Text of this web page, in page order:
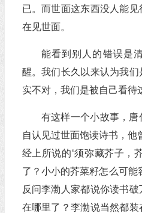
已。而世面这东西没人能
在见世面。
能看到别人的错误是
醒。我们长久以来认为我
实不对，我们是被自己看待
有这样一个小故事，唐
自认见过世面饱读诗书，他
经上所说的‘须弥藏芥子，
了？小小的芥菜籽怎么可
反问李渤人家都说你读书
在哪里了？李渤说当然都